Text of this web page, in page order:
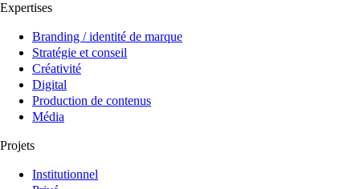
Expertises
Branding / identité de marque
Stratégie et conseil
Créativité
Digital
Production de contenus
Média
Projets
Institutionnel